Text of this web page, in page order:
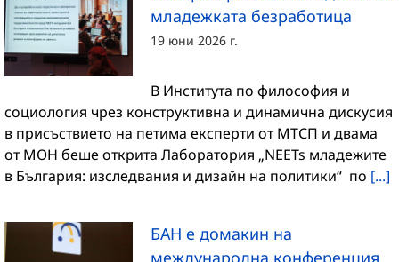
младежката безработица
19 юни 2026 г.
В Института по философия и
социология чрез конструктивна и динамична дискусия
в присъствието на петима експерти от МТСП и двама
от МОН беше открита Лаборатория „NEETs младежите
в България: изследвания и дизайн на политики“ по [...]
БАН е домакин на
международна конференция